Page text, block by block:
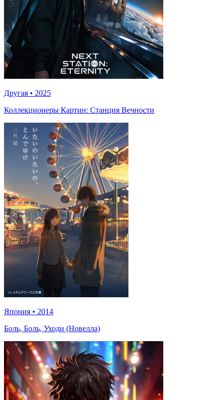
Другая • 2025
Коллекционеры Картин: Станция Вечности
Япония • 2014
Боль, Боль, Уходи (Новелла)